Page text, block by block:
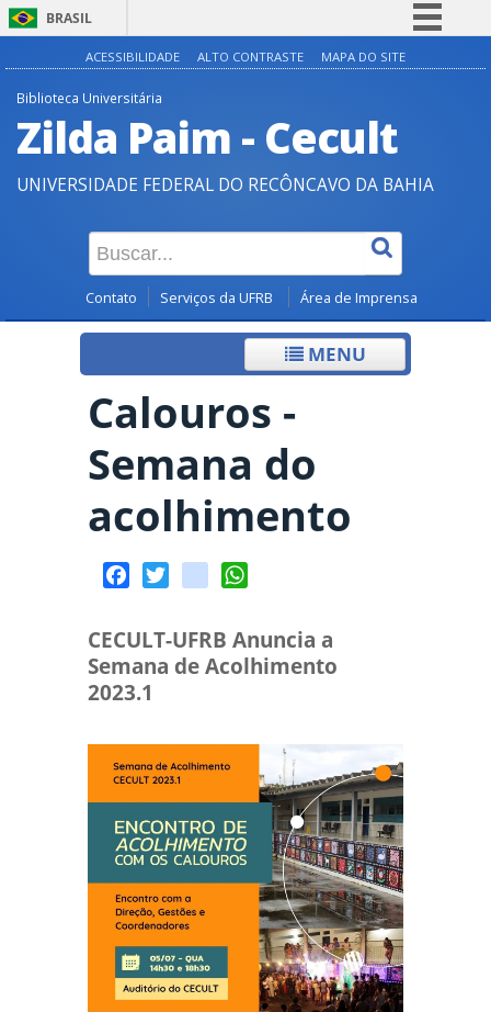
BRASIL
Simplifique!
Participe
Acesso à informação
Legislação
Canais
ACESSIBILIDADE ALTO CONTRASTE MAPA DO SITE
Biblioteca Universitária
Zilda Paim - Cecult
UNIVERSIDADE FEDERAL DO RECÔNCAVO DA BAHIA
Contato Serviços da UFRB Área de Imprensa
MENU
Calouros -
Semana do
acolhimento
CECULT-UFRB Anuncia a
Semana de Acolhimento
2023.1